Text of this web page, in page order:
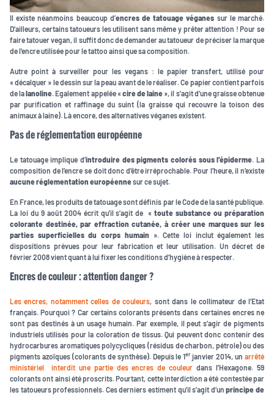
Il existe néanmoins beaucoup d’encres de tatouage véganes sur le marché.
D’ailleurs, certains tatoueurs les utilisent sans même y prêter attention ! Pour se
faire tatouer vegan, il suffit donc de demander au tatoueur de préciser la marque
de l'encre utilisée pour le tattoo ainsi que sa composition.
Autre point à surveiller pour les vegans : le papier transfert, utilisé pour
« décalquer » le dessin sur la peau avant de le réaliser. Ce papier contient parfois
de lalanoline . Egalement appelée «cire de laine », il s’agit d’une graisse obtenue
par purification et raffinage du suint (la graisse qui recouvre la toison des
animaux à laine). Là encore, des alternatives véganes existent.
Pas de réglementation européenne
Le tatouage implique d’introduire des pigments colorés sous l’épiderme . La
composition de l’encre se doit donc d’être irréprochable. Pour l’heure, il n’existe
aucune réglementation européennesur ce sujet.
En France, les produits de tatouage sont définis par le Code de la santé publique.
La loi du 9 août 2004 écrit qu’il s’agit de «toute substance ou préparation
colorante destinée, par effraction cutanée, à créer une marques sur les
parties superficielles du corps humain ». Cette loi inclut également les
dispositions prévues pour leur fabrication et leur utilisation. Un décret de
février 2008 vient quant à lui fixer les conditions d’hygiène à respecter.
Encres de couleur : attention danger ?
Les encres, notamment celles de couleurs , sont dans le collimateur de l’Etat
français. Pourquoi ? Car certains colorants présents dans certaines encres ne
sont pas destinés à un usage humain. Par exemple, il peut s’agir de pigments
industriels utilisés pour la coloration de tissus. Qui peuvent donc contenir des
hydrocarbures aromatiques polycycliques (résidus de charbon, pétrole) ou des
pigments azoïques (colorants de synthèse). Depuis le 1erjanvier 2014, unarrêté
ministériel interdit une partie des encres de couleur dans l’Hexagone. 59
colorants ont ainsi été proscrits. Pourtant, cette interdiction a été contestée par
les tatoueurs professionnels. Ces derniers estiment qu’il s’agit d’un principe de